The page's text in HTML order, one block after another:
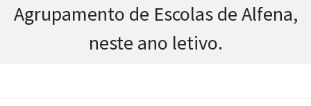
Agrupamento de Escolas de Alfena,
neste ano letivo.